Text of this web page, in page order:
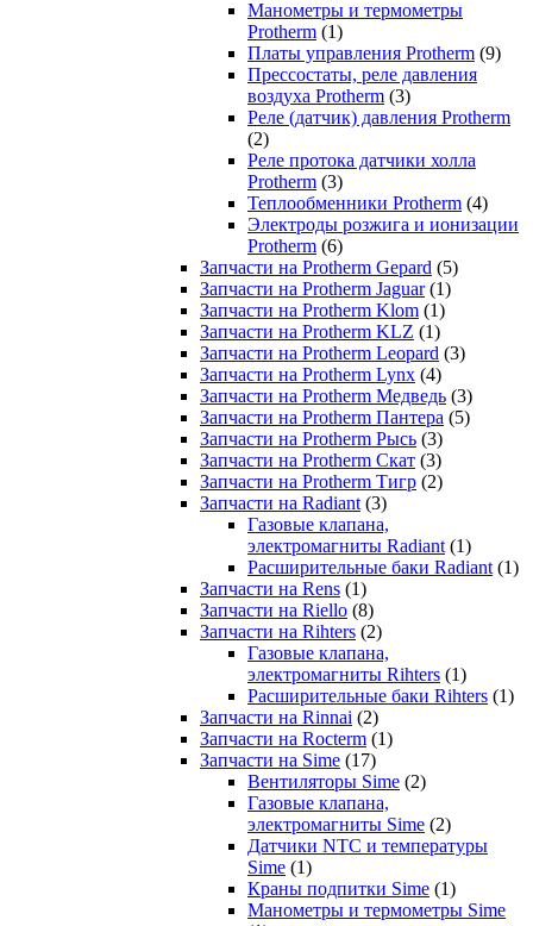
Манометры и термометры
Protherm (1)
Платы управления Protherm (9)
Прессостаты, реле давления
воздуха Protherm (3)
Реле (датчик) давления Protherm
(2)
Реле протока датчики холла
Protherm (3)
Теплообменники Protherm (4)
Электроды розжига и ионизации
Protherm (6)
Запчасти на Protherm Gepard (5)
Запчасти на Protherm Jaguar (1)
Запчасти на Protherm Klom (1)
Запчасти на Protherm KLZ (1)
Запчасти на Protherm Leopard (3)
Запчасти на Protherm Lynx (4)
Запчасти на Protherm Медведь (3)
Запчасти на Protherm Пантера (5)
Запчасти на Protherm Рысь (3)
Запчасти на Protherm Скат (3)
Запчасти на Protherm Тигр (2)
Запчасти на Radiant (3)
Газовые клапана,
электромагниты Radiant (1)
Расширительные баки Radiant (1)
Запчасти на Rens (1)
Запчасти на Riello (8)
Запчасти на Rihters (2)
Газовые клапана,
электромагниты Rihters (1)
Расширительные баки Rihters (1)
Запчасти на Rinnai (2)
Запчасти на Rocterm (1)
Запчасти на Sime (17)
Вентиляторы Sime (2)
Газовые клапана,
электромагниты Sime (2)
Датчики NTC и температуры
Sime (1)
Краны подпитки Sime (1)
Манометры и термометры Sime